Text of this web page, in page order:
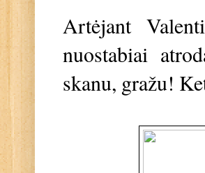
Artėjant
nuostabiai
skanu, gražu!